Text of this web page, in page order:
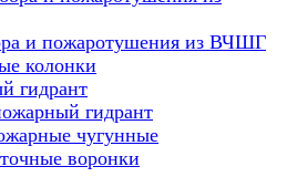
и пожаротушения из ВЧШГ
колонки
гидрант
гидрант
чугунные